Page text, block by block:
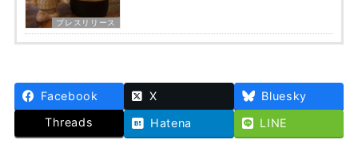
プレスリリース
Facebook X
Bluesky
Threads
Hatena LINE